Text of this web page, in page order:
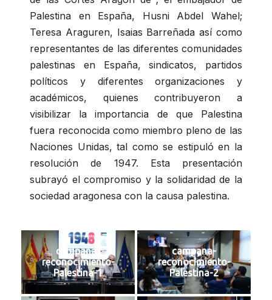
Palestina en España, Husni Abdel Wahel;
Teresa Araguren, Isaias Barreñada así como
representantes de las diferentes comunidades
palestinas en España, sindicatos, partidos
políticos y diferentes organizaciones y
académicos, quienes contribuyeron a
visibilizar la importancia de que Palestina
fuera reconocida como miembro pleno de las
Naciones Unidas, tal como se estipuló en la
resolución de 1947. Esta presentación
subrayó el compromiso y la solidaridad de la
sociedad aragonesa con la causa palestina.
campana-
reconocimiento-
Palestina-1
campana-
reconocimiento-
Palestina-2